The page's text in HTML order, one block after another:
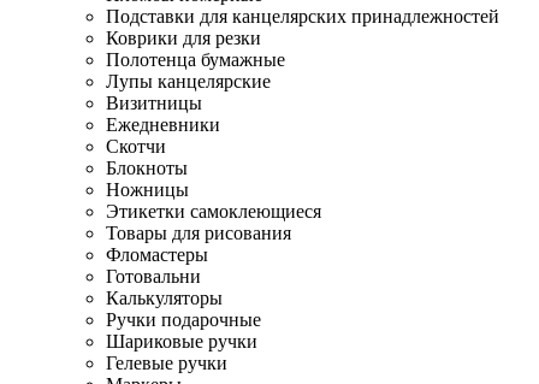
Подставки для канцелярских принадлежностей
Коврики для резки
Полотенца бумажные
Лупы канцелярские
Визитницы
Ежедневники
Скотчи
Блокноты
Ножницы
Этикетки самоклеющиеся
Товары для рисования
Фломастеры
Готовальни
Калькуляторы
Ручки подарочные
Шариковые ручки
Гелевые ручки